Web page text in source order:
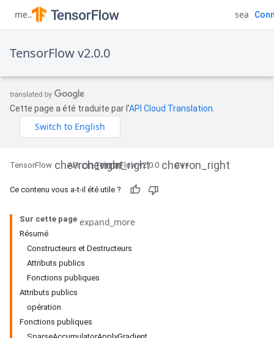
TensorFlow v2.0.0
Cette page a été traduite par l'API Cloud Translation
TensorFlow API TensorFlow v2.0.0 C++
Ce contenu vous a-t-il été utile ?
Sur cette page
Résumé
Constructeurs et Destructeurs
Attributs publics
Fonctions publiques
Attributs publics
opération
Fonctions publiques